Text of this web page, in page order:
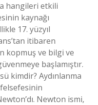
hangileri etkili
kaynağı
17. yüzyıl
itibaren
kopmuş ve bilgi ve
başlamıştır.
kimdir? Aydınlanma
Newton ismi,